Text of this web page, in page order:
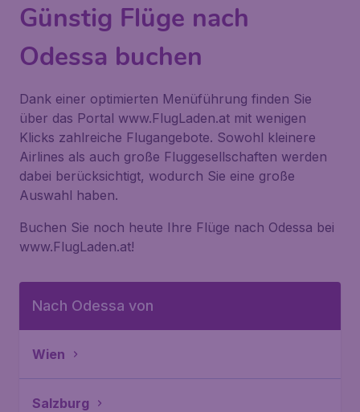
Günstig Flüge nach
Odessa buchen
Dank einer optimierten Menüführung finden Sie
über das Portal www.FlugLaden.at mit wenigen
Klicks zahlreiche Flugangebote. Sowohl kleinere
Airlines als auch große Fluggesellschaften werden
dabei berücksichtigt, wodurch Sie eine große
Auswahl haben.
Buchen Sie noch heute Ihre Flüge nach Odessa bei
www.FlugLaden.at!
Nach Odessa von
Wien
Salzburg